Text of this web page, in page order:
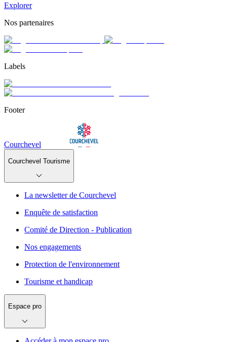
Explorer
Nos partenaires
Labels
Footer
Courchevel
Courchevel Tourisme
La newsletter de Courchevel
Enquête de satisfaction
Comité de Direction - Publication
Nos engagements
Protection de l'environnement
Tourisme et handicap
Espace pro